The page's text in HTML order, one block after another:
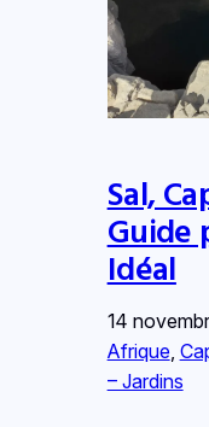
Sal,
Guide
Idéal
14
Afrique,
– Jardins